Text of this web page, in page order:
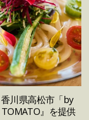
川県高松市「by
』を提供